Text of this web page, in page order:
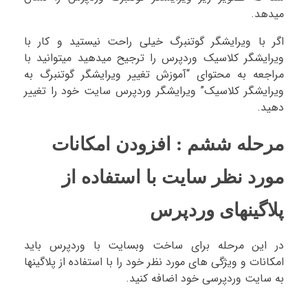
میدهد.
اگر با ویرایشگر گوتنبرگ خیلی راحت نیستید و کار با
ویرایشگر کلاسیک وردپرس را ترجیح میدهید میتوانید با
مراجعه به محتوای “آموزش تغییر ویرایشگر گوتنبرگ به
ویرایشگر کلاسیک” ویرایشگر وردپرس سایت خود را تغییر
دهید.
مرحله ششم : افزودن امکانات
مورد نظر سایت با استفاده از
پلاگینهای وردپرس
در این مرحله برای ساخت وبسایت با وردپرس باید
امکانات و ویژگی های مورد نظر خود را با استفاده از پلاگینها
به سایت وردپرسی خود اضافه کنید.